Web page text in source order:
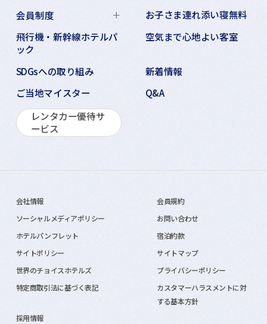
会員制度
お子さま連れ添い寝無料
飛行機・新幹線ホテルパ
ック
空気まで心地よい客室
SDGsへの取り組み
新着情報
ご当地マイスター
Q&A
レンタカー優待サ
ービス
会社情報
会員規約
ソーシャルメディアポリシー
お問い合わせ
ホテルパンフレット
宿泊約款
サイトポリシー
サイトマップ
世界のチョイスホテルズ
プライバシーポリシー
特定商取引法に基づく表記
カスタマーハラスメントに対
する基本方針
採用情報